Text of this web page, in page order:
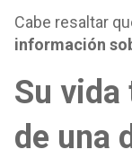
Cabe resaltar
información
Su
de una